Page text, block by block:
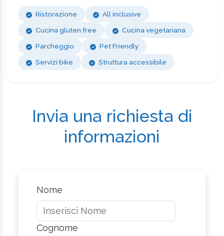
Ristorazione
All inclusive
Cucina gluten free
Cucina vegetariana
Parcheggio
Pet Friendly
Servizi bike
Struttura accessibile
Invia una richiesta di
informazioni
Nome
Cognome